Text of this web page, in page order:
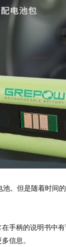
但是随着时间
柄的说明书中有
信息。